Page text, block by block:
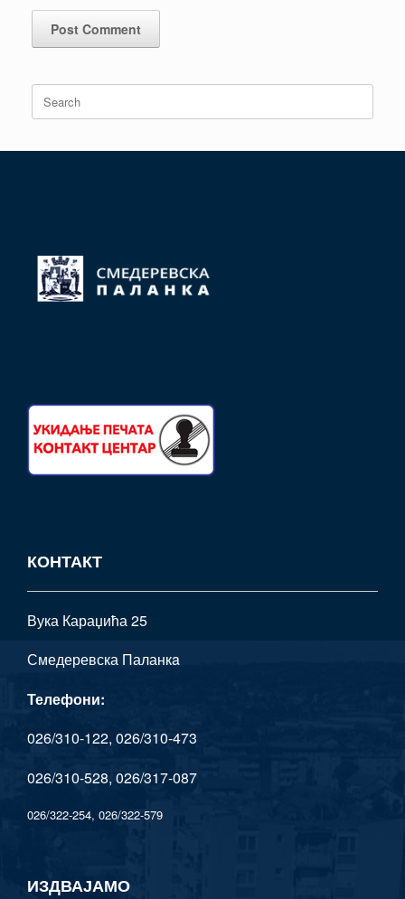
Search
for:
КОНТАКТ
Вука Караџића 25
Смедеревска Паланкa
Телефони:
026/310-122, 026/310-473
026/310-528, 026/317-087
026/322-254, 026/322-579
ИЗДВАЈАМО